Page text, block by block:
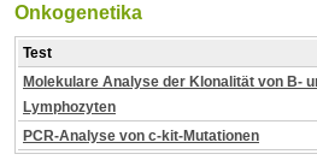
Onkogenetika
Test
Molekulare Analyse der Klonalität von B-
Lymphozyten
PCR-Analyse von c-kit-Mutationen